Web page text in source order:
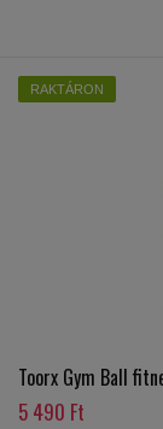
RAKTÁRON
Toorx Gym Ball
5 490 Ft